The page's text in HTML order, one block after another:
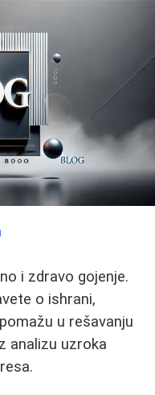
i zdravo gojenje.
o ishrani,
u rešavanju
analizu uzroka